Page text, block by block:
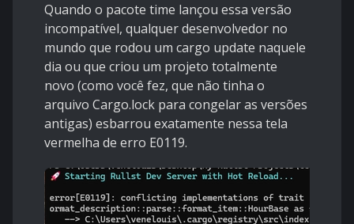
Quando o pacote time lançou essa versão
incompatível, qualquer desenvolvedor no
mundo que rodou um cargo update naquele
dia ou que criou um projeto totalmente
novo (como você fez, que não tinha o
arquivo Cargo.lock para congelar as versões
antigas) esbarrou exatamente nessa tela
vermelha de erro E0119.